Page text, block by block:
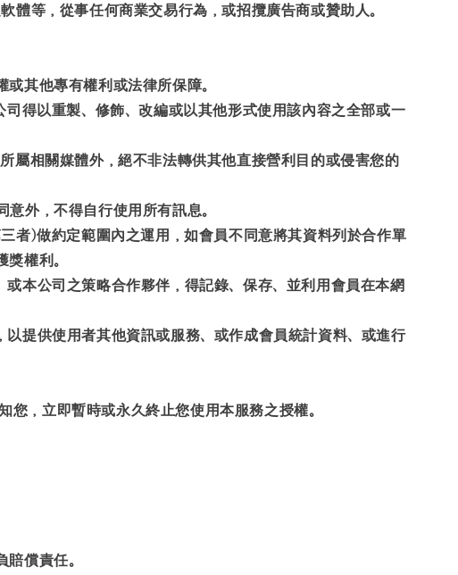
等，從事任何商業交易行為，或招攬廣告商或贊助人。
其他專有權利或法律所保障。
得以重製、修飾、改編或以其他形式使用該內容之全部或一
屬相關媒體外，絕不非法轉供其他直接營利目的或侵害您的
外，不得自行使用所有訊息。
者)做約定範圍內之運用，如會員不同意將其資料列於合作單
權利。
本公司之策略合作夥伴，得記錄、保存、並利用會員在本網
提供使用者其他資訊或服務、或作成會員統計資料、或進行
，立即暫時或永久終止您使用本服務之授權。
償責任。